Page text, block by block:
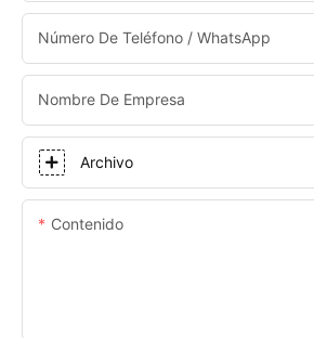
Número De Teléfono / WhatsApp
Nombre De Empresa
Archivo
Contenido